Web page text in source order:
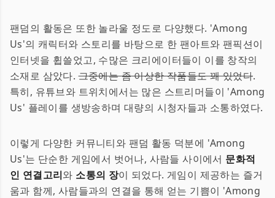
팬덤의 활동은 또한 놀라울 정도로 다양했다. 'Among
Us'의 캐릭터와 스토리를 바탕으로 한 팬아트와 팬픽션이
인터넷을 휩쓸었고, 수많은 크리에이터들이 이를 창작의
소재로 삼았다.그중에는 좀 이상한 작품들도 꽤 있었다.
특히, 유튜브와 트위치에서는 많은 스트리머들이 'Among
Us' 플레이를 생방송하며 대량의 시청자들과 소통하였다.
이렇게 다양한 커뮤니티와 팬덤 활동 덕분에 'Among
Us'는 단순한 게임에서 벗어나, 사람들 사이에서 문화적
인 연결고리와 소통의 장이 되었다. 게임이 제공하는 즐거
움과 함께, 사람들과의 연결을 통해 얻는 기쁨이 'Among